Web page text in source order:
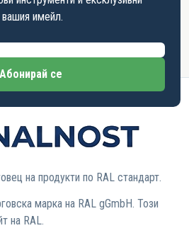
имейл.
Абонирай се
на продукти по RAL стандарт.
марка на RAL gGmbH. Този
на RAL.